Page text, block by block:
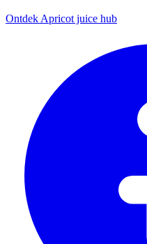
Ontdek Apricot juice hub